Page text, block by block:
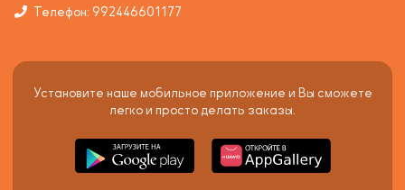
Телефон: 992446601177
Установите наше мобильное приложение и Вы сможете
легко и просто делать заказы.